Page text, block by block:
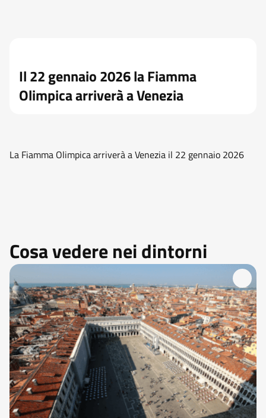
Il 22 gennaio 2026 la Fiamma
Olimpica arriverà a Venezia
La Fiamma Olimpica arriverà a Venezia il 22 gennaio 2026
Cosa vedere nei dintorni